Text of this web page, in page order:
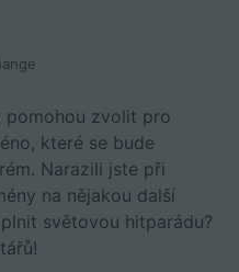
pomohou zvolit pro
které se bude
Narazili jste při
na nějakou další
světovou hitparádu?